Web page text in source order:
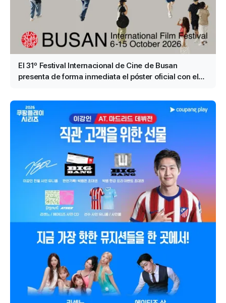
El 31º Festival Internacional de Cine de Busan
presenta de forma inmediata el póster oficial con el